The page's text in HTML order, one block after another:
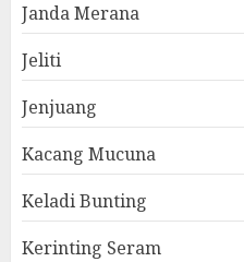
Janda Merana
Jeliti
Jenjuang
Kacang Mucuna
Keladi Bunting
Kerinting Seram